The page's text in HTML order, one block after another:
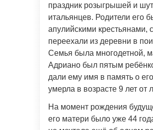
праздник розыгрышей и
итальянцев. Родители его
апулийскими крестьянами,
переехали из деревни в
Семья была многодетной,
Адриано был пятым
дали ему имя в память о
умерла в возрасте 9 лет от
На момент рождения
его матери было уже 44